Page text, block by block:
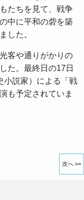
たちを見て、戦争
中に平和の砦を築
した。
客や通りがかりの
た。最終日の17日
小説家）による「戦
も予定されていま
次へ >>